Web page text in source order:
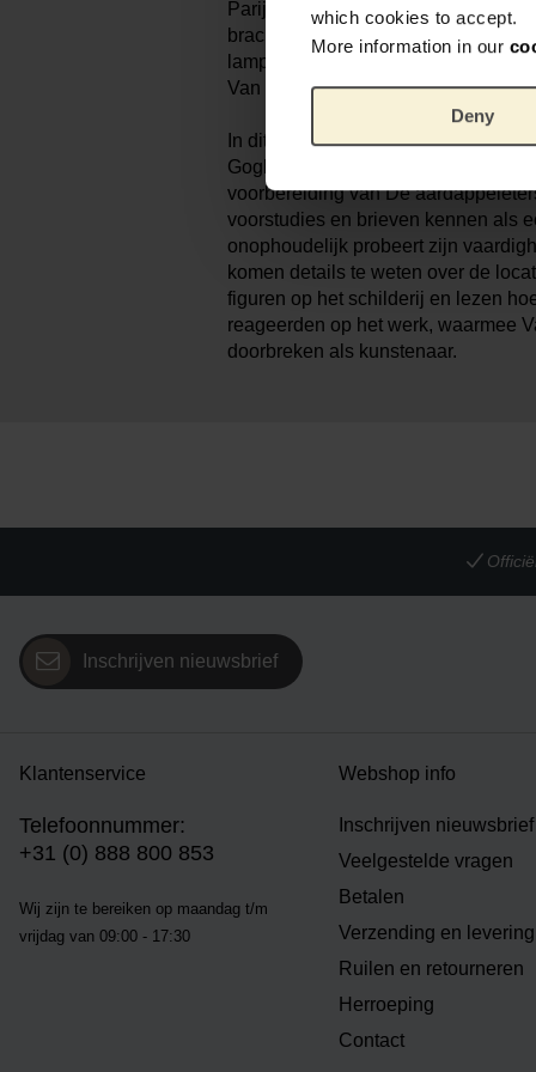
which cookies to accept.
More information in our
Deny
Parijse kunstmarkt. Van Goghs
bracht hem ertoe een tafereel van
lamplicht tot onderwerp te kiezen.
Van Gogh van overtuigd en dat
In dit boek beschrijft Bregje
Gogh Museum, hoe zorgvuldig Van
voorbereiding van De
voorstudies en brieven kennen als
onophoudelijk probeert zijn
komen details te weten over de
figuren op het schilderij en lezen
reageerden op het werk, waarmee
doorbreken als kunstenaar.
Inschrijven nieuwsbrief
Klantenservice
Telefoonnummer:
+31 (0) 888 800 853
Wij zijn te bereiken op maandag t/m
vrijdag van 09:00 - 17:30
Webshop info
Inschrijven nieuwsbrief
Veelgestelde vragen
Betalen
Verzending en levering
Ruilen en retourneren
Herroeping
Contact